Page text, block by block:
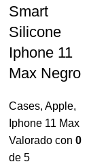
Smart
Silicone
Iphone 11
Max Negro
Cases, Apple,
Iphone 11 Max
Valorado con 0
de 5